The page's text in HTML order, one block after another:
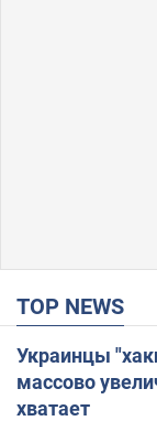
TOP NEWS
Украинцы
массово
хватает